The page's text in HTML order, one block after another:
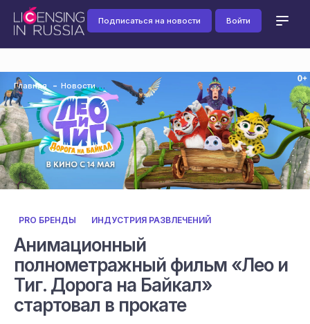
Подписаться на новости Войти
Главная Новости
PRO БРЕНДЫ ИНДУСТРИЯ РАЗВЛЕЧЕНИЙ
Анимационный
полнометражный фильм «Лео и
Тиг. Дорога на Байкал»
стартовал в прокате